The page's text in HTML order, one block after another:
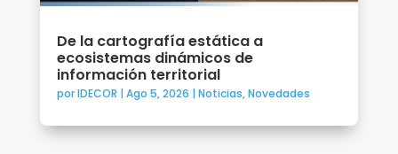
De la cartografía estática a
ecosistemas dinámicos de
información territorial
porIDECOR | Ago 5, 2026 | Noticias,Novedades